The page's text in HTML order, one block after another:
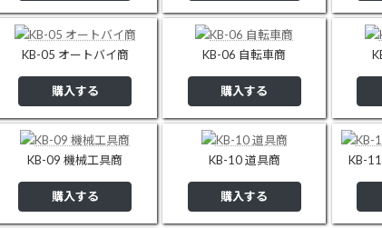
KB-05 オートバイ商
購入する
KB-06 自転車商
購入する
KB-09 機械工具商
購入する
KB-10 道具商
購入する
KB-